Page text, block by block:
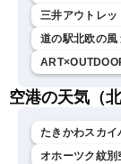
三井アウトレ
道の駅北欧の風
空港の天気（北
たきかわスカイ
オホーツク紋別